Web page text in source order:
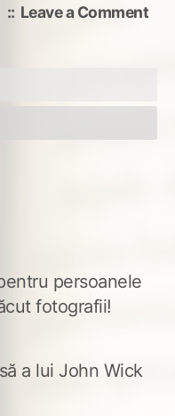
Leave a Commenton
persoanele
fotografii!
a lui John Wick